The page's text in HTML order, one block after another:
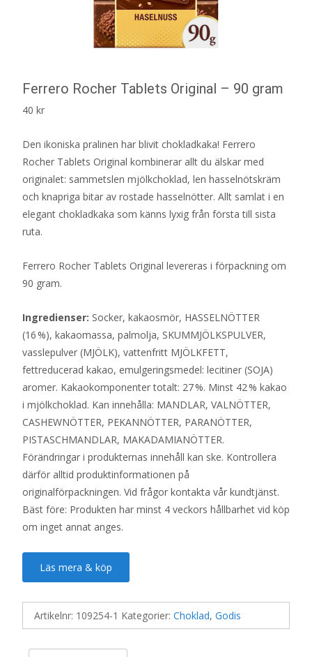
Ferrero Rocher Tablets Original – 90 gram
40 kr
Den ikoniska pralinen har blivit chokladkaka! Ferrero
Rocher Tablets Original kombinerar allt du älskar med
originalet: sammetslen mjölkchoklad, len hasselnötskräm
och knapriga bitar av rostade hasselnötter. Allt samlat i en
elegant chokladkaka som känns lyxig från första till sista
ruta.
Ferrero Rocher Tablets Original levereras i förpackning om
90 gram.
Ingredienser: Socker, kakaosmör, HASSELNÖTTER
(16 %), kakaomassa, palmolja, SKUMMJÖLKSPULVER,
vasslepulver (MJÖLK), vattenfritt MJÖLKFETT,
fettreducerad kakao, emulgeringsmedel: lecitiner (SOJA)
aromer. Kakaokomponenter totalt: 27 %. Minst 42 % kakao
i mjölkchoklad. Kan innehålla: MANDLAR, VALNÖTTER,
CASHEWNÖTTER, PEKANNÖTTER, PARANÖTTER,
PISTASCHMANDLAR, MAKADAMIANÖTTER.
Förändringar i produkternas innehåll kan ske. Kontrollera
därför alltid produktinformationen på
originalförpackningen. Vid frågor kontakta vår kundtjänst.
Bäst före: Produkten har minst 4 veckors hållbarhet vid köp
om inget annat anges.
Läs mera & köp
Artikelnr: 109254-1 Kategorier: Choklad, Godis